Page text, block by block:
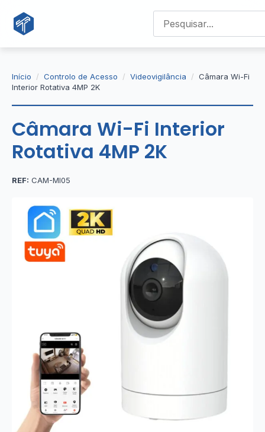
Início Controlo de Acesso Videovigilância
Câmara Wi-Fi
Interior Rotativa 4MP 2K
Câmara Wi-Fi Interior
Rotativa 4MP 2K
REF: CAM-MI05